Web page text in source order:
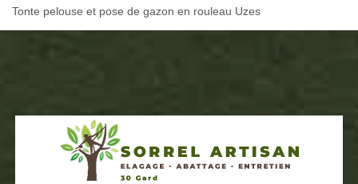
Tonte pelouse et pose de gazon en rouleau Uzes